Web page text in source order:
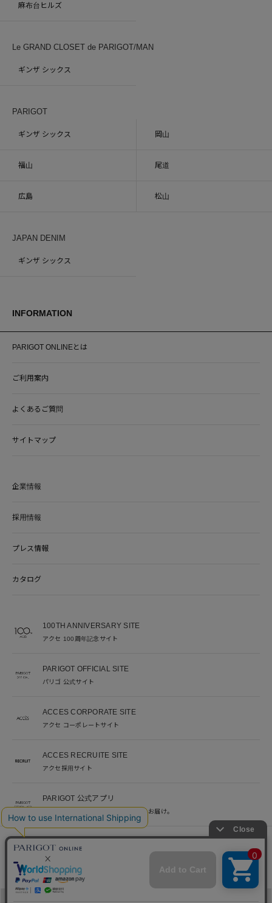
麻布台ヒルズ
Le GRAND CLOSET de PARIGOT/MAN
ギンザ シックス
PARIGOT
ギンザ シックス 岡山
福山 尾道
広島 松山
JAPAN DENIM
ギンザ シックス
INFORMATION
PARIGOT ONLINEとは
ご利用案内
よくあるご質問
サイトマップ
企業情報
採用情報
プレス情報
カタログ
100TH ANNIVERSARY SITE
アクセ 100周年記念サイト
PARIGOT OFFICIAL SITE
パリゴ 公式サイト
ACCES CORPORATE SITE
アクセ コーポレートサイト
ACCES RECRUITE SITE
アクセ採用サイト
PARIGOT 公式アプリ
新着情報を、プッシュ通知でいち早くお届け。
©︎ACCES co. ltd. all rights reserved
※当サイト掲載写真のオークションなどへの二次転用を固く禁じます。